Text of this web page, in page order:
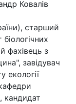
Ковалів
старший
фахівець з
завідувач
екології
кандидат